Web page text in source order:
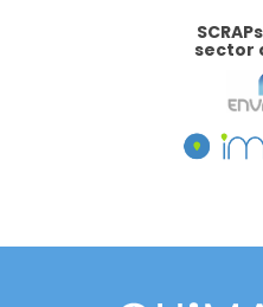
sector